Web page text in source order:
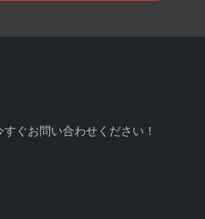
ぐお問い合わせください！